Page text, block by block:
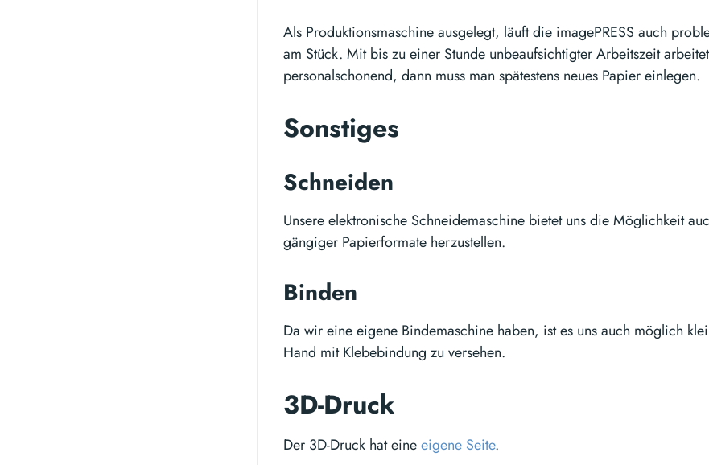
Als Produktionsmaschine ausgelegt, läuft die imagePRESS auch
am Stück. Mit bis zu einer Stunde unbeaufsichtigter Arbeitszeit
personalschonend, dann muss man spätestens neues Papier einlegen.
Sonstiges
Schneiden
Unsere elektronische Schneidemaschine bietet uns die Möglichkeit
gängiger Papierformate herzustellen.
Binden
Da wir eine eigene Bindemaschine haben, ist es uns auch möglich
Hand mit Klebebindung zu versehen.
3D-Druck
Der 3D-Druck hat eineeigene Seite.